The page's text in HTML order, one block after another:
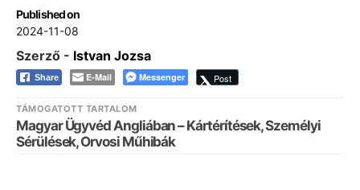
Published on
2024-11-08
Szerző - Istvan Jozsa
Share E-Mail Messenger Post
TÁMOGATOTT TARTALOM
Magyar Ügyvéd Angliában – Kártérítések, Személyi
Sérülések, Orvosi Műhibák